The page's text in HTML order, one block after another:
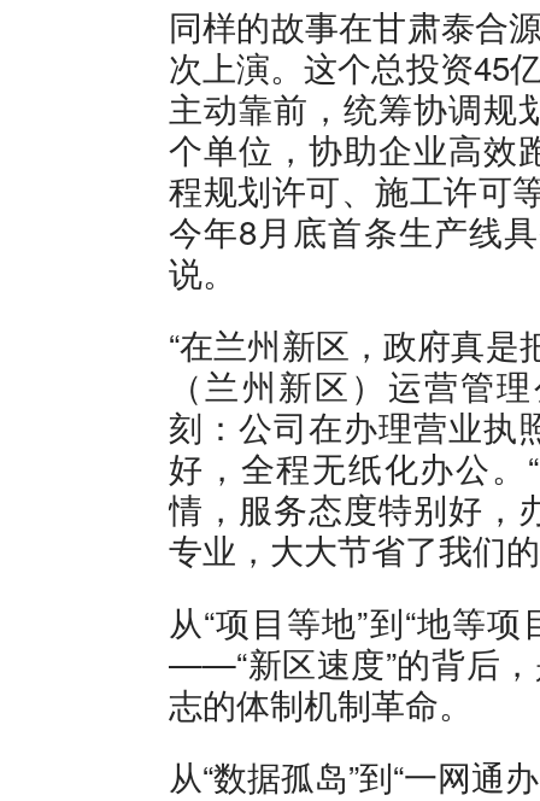
同样的故事在甘肃泰合
次上演。这个总投资45
主动靠前，统筹协调规
个单位，协助企业高效
程规划许可、施工许可
今年8月底首条生产线
说。
“在兰州新区，政府真是
（兰州新区）运营管
刻：公司在办理营业执
好，全程无纸化办公
情，服务态度特别好，
专业，大大节省了我们
从“项目等地”到“地等项
——“新区速度”的背后，
志的体制机制革命。
从“数据孤岛”到“一网通